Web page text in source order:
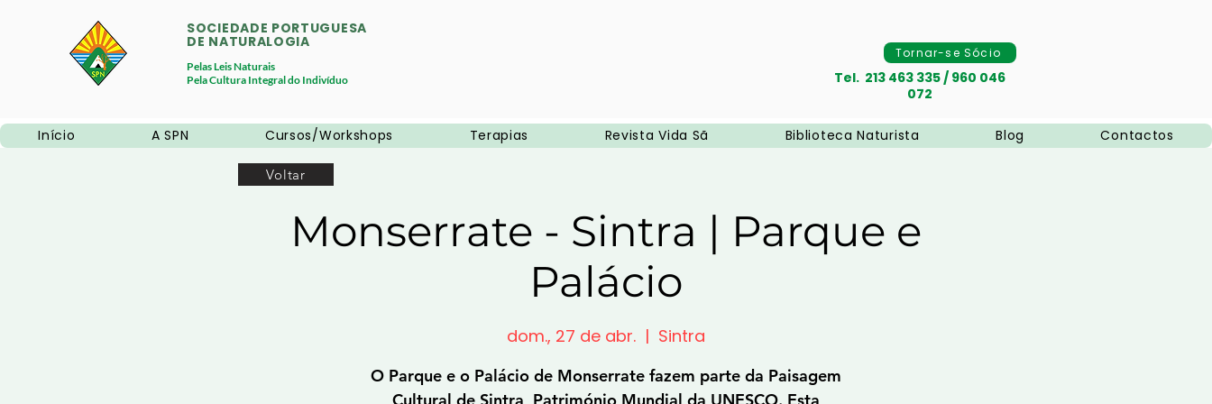
Tornar-se Sócio
Tel. 213 463 335 / 960 046
072
Pelas Leis Naturais
Pela Cultura Integral do Indivíduo
SOCIEDADE PORTUGUESA
DE NATURALOGIA
Início A SPN Cursos/Workshops Terapias Revista Vida Sã Biblioteca Naturista Blog Contactos
Monserrate - Sintra | Parque e
Palácio
dom., 27 de abr.
  |
Sintra
O Parque e o Palácio de Monserrate fazem parte da Paisagem
Cultural de Sintra, Património Mundial da UNESCO. Esta
Voltar